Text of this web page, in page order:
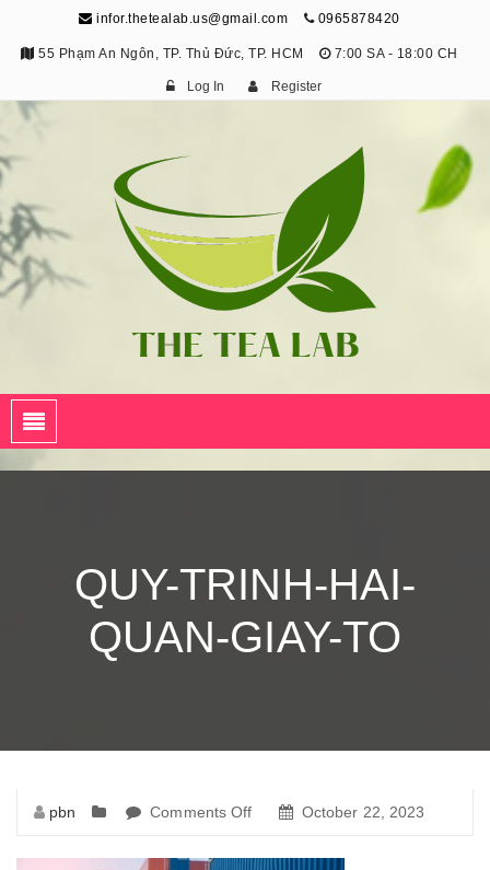
infor.thetealab.us@gmail.com 0965878420
55 Phạm An Ngôn, TP. Thủ Đức, TP. HCM 7:00 SA - 18:00 CH
Log In Register
QUY-TRINH-HAI-
QUAN-GIAY-TO
pbn Comments Off
trinh-
October 22, 2023